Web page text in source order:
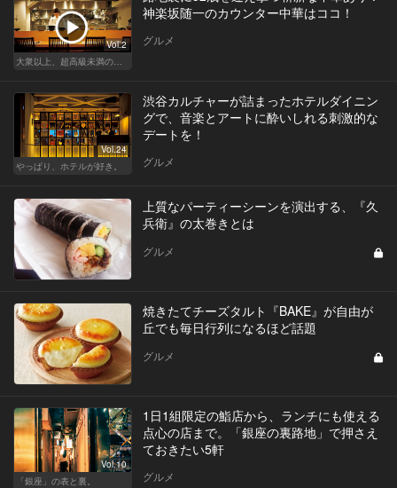
Vol.2
神楽坂随一のカウンター中華はココ！
グルメ
Vol.24
やっぱり、ホテルが好き。
渋谷カルチャーが詰まったホテルダイニン
グで、音楽とアートに酔いしれる刺激的な
デートを！
グルメ
上質なパーティーシーンを演出する、『久
兵衛』の太巻きとは
グルメ
焼きたてチーズタルト『BAKE』が自由が
丘でも毎日行列になるほど話題
グルメ
Vol.10
「銀座」の表と裏。
1日1組限定の鮨店から、ランチにも使える
点心の店まで。「銀座の裏路地」で押さえ
ておきたい5軒
グルメ